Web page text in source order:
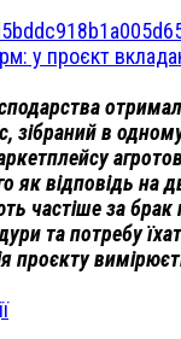
у проєкт
зібраний в
як відповідь на
частіше за брак
та потребу
проєкту